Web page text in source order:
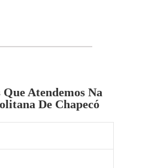
Atendemos Na
De Chapecó